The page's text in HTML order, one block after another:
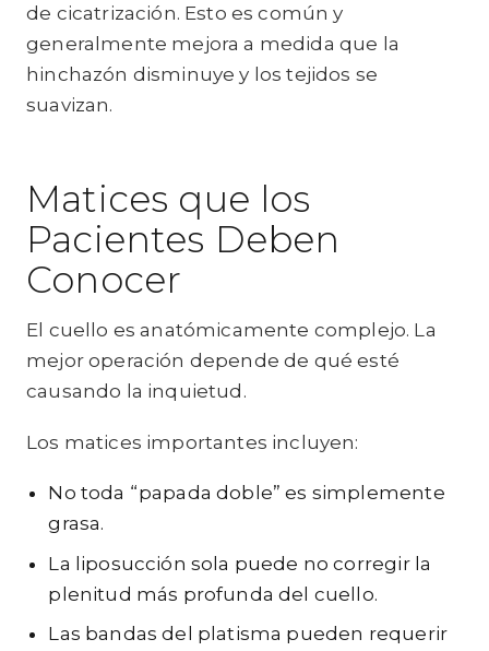
de cicatrización. Esto es común y
generalmente mejora a medida que la
hinchazón disminuye y los tejidos se
suavizan.
Matices que los
Pacientes Deben
Conocer
El cuello es anatómicamente complejo. La
mejor operación depende de qué esté
causando la inquietud.
Los matices importantes incluyen:
No toda “papada doble” es simplemente
grasa.
La liposucción sola puede no corregir la
plenitud más profunda del cuello.
Las bandas del platisma pueden requerir